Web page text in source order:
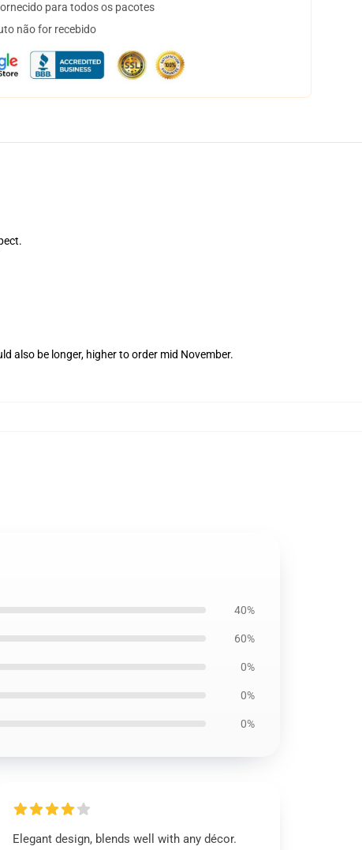
para todos os pacotes
não for recebido
also be longer, higher to order mid November.
40%
60%
0%
0%
0%
Elegant design, blends well with any décor.